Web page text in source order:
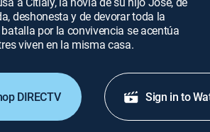
deshonesta y de devorar toda la
por la convivencia se acentúa
viven en la misma casa.
DIRECTV Sign in to